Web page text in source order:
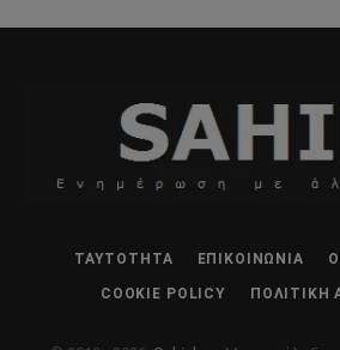
ΤΑΥΤΌΤΗΤΑ ΕΠΙΚΟΙΝΩΝΊΑ
COOKIE POLICY ΠΟΛΙΤΙΚΉ